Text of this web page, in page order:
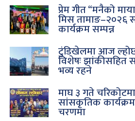
प्रेम गीत “मनैको
मिस तामाङ–२०२६
कार्यक्रम सम्पन्न
टुंडिखेलमा आज
विशेषः झांकीसहित
भव्य रहने
माघ ३ गते
सांसकृतिक
चरणमा